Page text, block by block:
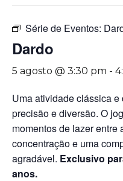
Série de Eventos:
Dardo
5 agosto @ 3:30 pm -
Uma atividade clássica
precisão e diversão. O
momentos de lazer entre
concentração e uma
agradável. Exclusivo
anos.